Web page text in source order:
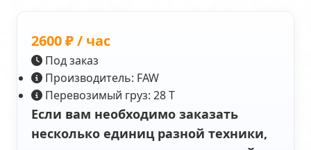
2600 ₽ / час
Под заказ
Производитель: FAW
Перевозимый груз: 28 Т
Если вам необходимо заказать
несколько единиц разной техники,